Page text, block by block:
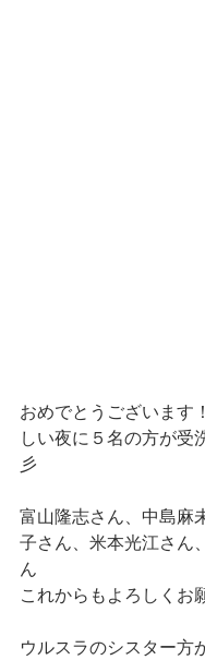
おめでとうございます
しい夜に５名の方が
彡
富山隆志さん、中島麻
子さん、米本光江さん
ん
これからもよろしくお
ウルスラのシスター方